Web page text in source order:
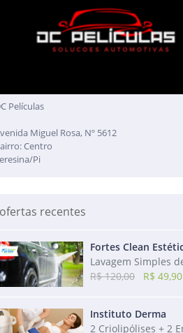
Películas
Miguel Rosa, Nº 5612
Centro
Pi
ofertas recentes
R$ 120,00
R$ 49,90
Instituto Derma